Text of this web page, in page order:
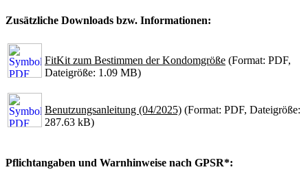
Zusätzliche Downloads bzw. Informationen:
FitKit zum Bestimmen der Kondomgröße (Format: PDF,
Dateigröße: 1.09 MB)
Benutzungsanleitung (04/2025) (Format: PDF, Dateigröße:
287.63 kB)
Pflichtangaben und Warnhinweise nach GPSR*: